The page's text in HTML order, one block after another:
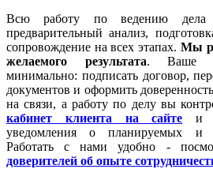
Всю работу по ведению
предварительный анализ,
сопровождение на всех этапах. Мы
желаемого результата. Ваше
минимально: подписать договор,
документов и оформить
на связи, а работу по делу вы
кабинет клиента на сайте и
уведомления о планируемых и
Работать с нами удобно -
доверителей об опыте